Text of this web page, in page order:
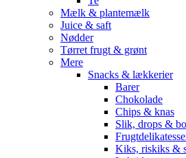
Mælk & plantemælk
Juice & saft
Nødder
Tørret frugt & grønt
Mere
Snacks & lækkerier
Barer
Chokolade
Chips & knas
Slik, drops &
Kiks, riskiks &